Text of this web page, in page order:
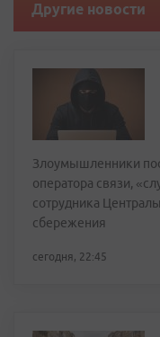
Другие новости
Злоумышленники
оператора связи,
сотрудника
сбережения
сегодня, 22:45